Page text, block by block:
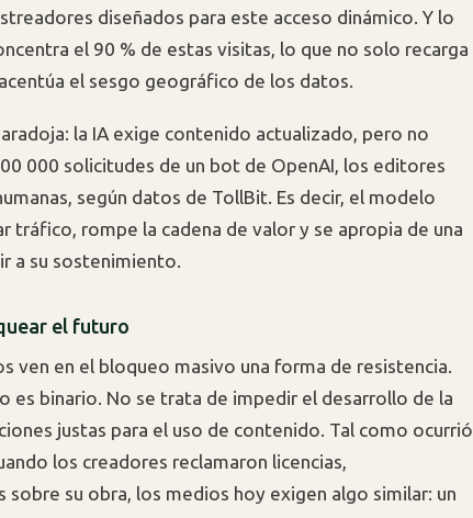
diseñados para este acceso dinámico. Y lo
el 90 % de estas visitas, lo que no solo recarga
el sesgo geográfico de los datos.
la IA exige contenido actualizado, pero no
000 solicitudes de un bot de OpenAI, los editores
según datos de TollBit. Es decir, el modelo
tráfico, rompe la cadena de valor y se apropia de una
a su sostenimiento.
el futuro
ven en el bloqueo masivo una forma de resistencia.
es binario. No se trata de impedir el desarrollo de la
justas para el uso de contenido. Tal como ocurrió
los creadores reclamaron licencias,
sobre su obra, los medios hoy exigen algo similar: un